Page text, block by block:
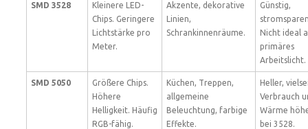
SMD 3528
Kleinere LED-
Chips. Geringere
Lichtstärke pro
Meter.
Akzente, dekorative
Linien,
Schrankinnenräume.
Günstig,
Nicht ideal
primäres
Arbeitslicht.
SMD 5050
Größere Chips.
Höhere
Helligkeit. Häufig
RGB-fähig.
Küchen, Treppen,
allgemeine
Beleuchtung, farbige
Effekte.
Heller,
Verbrauch
Wärme
bei 3528.